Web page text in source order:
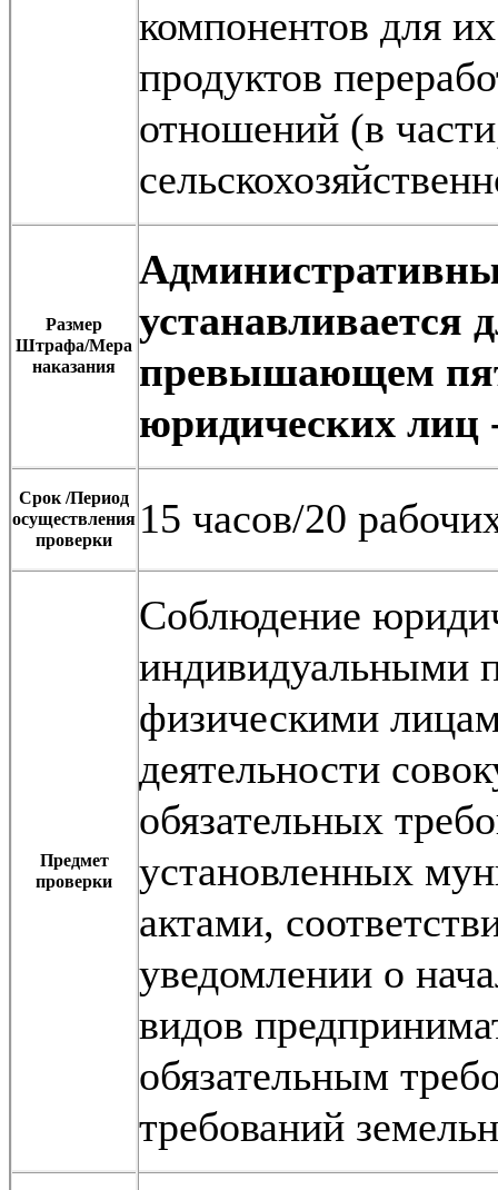
компонентов для
продуктов
отношений (в
Размер
Штрафа/Мера
наказания
устанавливается
превышающем
юридических лиц
Срок /Период
осуществления
проверки
15 часов/20
Предмет
проверки
Соблюдение
индивидуальными
физическими
деятельности
обязательных
установленных
актами,
уведомлении о
видов
обязательным
требований